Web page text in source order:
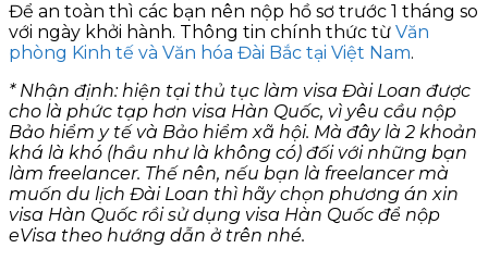
Để an toàn thì các bạn nên nộp hồ sơ trước 1 tháng so
với ngày khởi hành. Thông tin chính thức từ Văn
phòng Kinh tế và Văn hóa Đài Bắc tại Việt Nam.
* Nhận định: hiện tại thủ tục làm visa Đài Loan được
cho là phức tạp hơn visa Hàn Quốc, vì yêu cầu nộp
Bảo hiểm y tế và Bảo hiểm xã hội. Mà đây là 2 khoản
khá là khó (hầu như là không có) đối với những bạn
làm freelancer. Thế nên, nếu bạn là freelancer mà
muốn du lịch Đài Loan thì hãy chọn phương án xin
visa Hàn Quốc rồi sử dụng visa Hàn Quốc để nộp
eVisa theo hướng dẫn ở trên nhé.